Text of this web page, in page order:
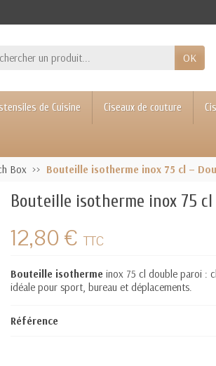
OK
de Cuisine Ciseaux de couture
Box Bouteille isotherme inox 75 cl –
Bouteille isotherme inox 75
12,80 €TTC
Bouteille isotherme inox 75 cl double paroi :
idéale pour sport, bureau et déplacements.
Référence